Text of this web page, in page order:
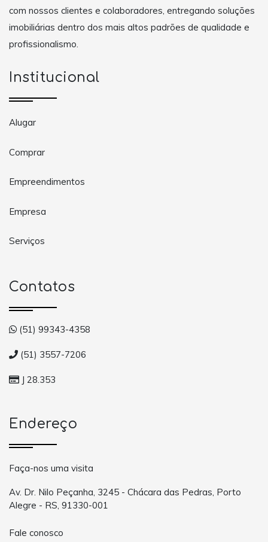
com nossos clientes e colaboradores, entregando soluções
imobiliárias dentro dos mais altos padrões de qualidade e
profissionalismo.
Institucional
Alugar
Comprar
Empreendimentos
Empresa
Serviços
Contatos
(51) 99343-4358
(51) 3557-7206
J 28.353
Endereço
Faça-nos uma visita
Av. Dr. Nilo Peçanha, 3245 - Chácara das Pedras, Porto
Alegre - RS, 91330-001
Fale conosco